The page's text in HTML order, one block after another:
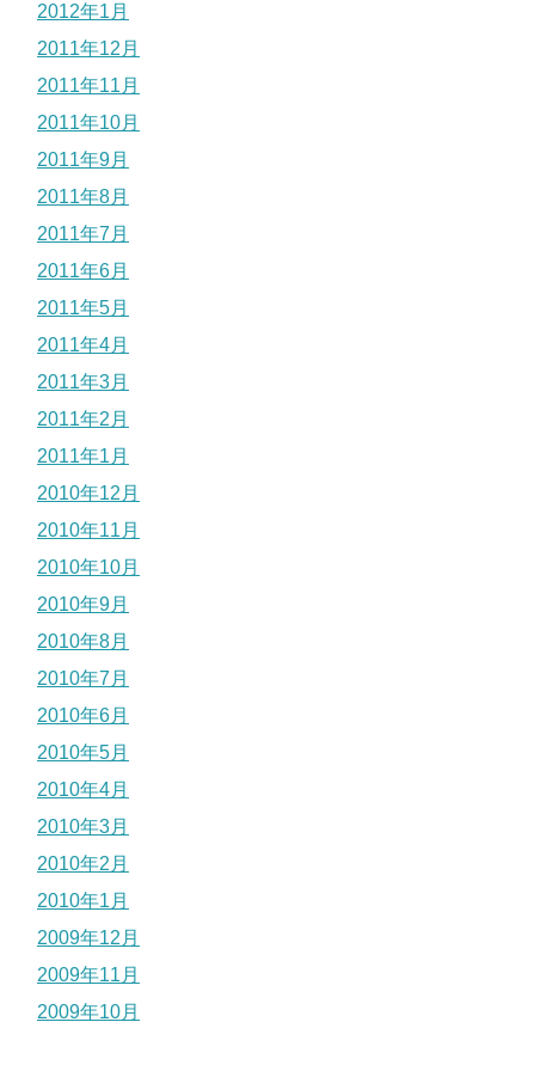
2012年1月
2011年12月
2011年11月
2011年10月
2011年9月
2011年8月
2011年7月
2011年6月
2011年5月
2011年4月
2011年3月
2011年2月
2011年1月
2010年12月
2010年11月
2010年10月
2010年9月
2010年8月
2010年7月
2010年6月
2010年5月
2010年4月
2010年3月
2010年2月
2010年1月
2009年12月
2009年11月
2009年10月